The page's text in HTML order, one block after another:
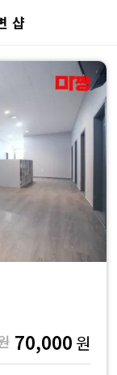
샵
70,000 원